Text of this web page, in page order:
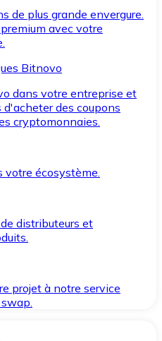
de plus grande envergure.
avec votre
Bitnovo
dans votre entreprise et
des coupons
cryptomonnaies.
votre écosystème.
distributeurs et
projet à notre service